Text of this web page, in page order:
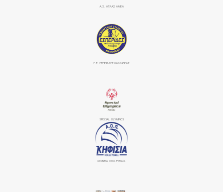
Α.Σ. ΑΤΛΑΣ ΑΜΕΑ
Γ.Σ. ΕΣΠΕΡΙΔΕΣ ΚΑΛΛΙΘΕΑΣ
SPECIAL OLYMPICS
ΚΗΦΙΣΙΆ VOLLEYBALL